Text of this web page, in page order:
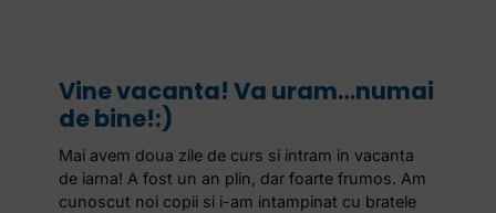
Vine vacanta! Va uram…numai
de bine!:)
Mai avem doua zile de curs si intram in vacanta
de iarna! A fost un an plin, dar foarte frumos. Am
cunoscut noi copii si i-am intampinat cu bratele